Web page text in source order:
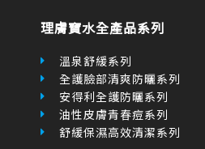
f
理膚寶水全產品系列
溫泉舒緩系列
全護臉部清爽防曬系列
安得利全護防曬系列
油性皮膚青春痘系列
舒緩保濕高效清潔系列